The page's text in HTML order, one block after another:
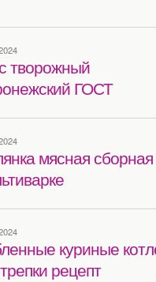
творожный
ГОСТ
мясная
куриные
рецепт